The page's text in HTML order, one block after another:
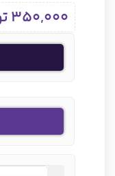
350,000